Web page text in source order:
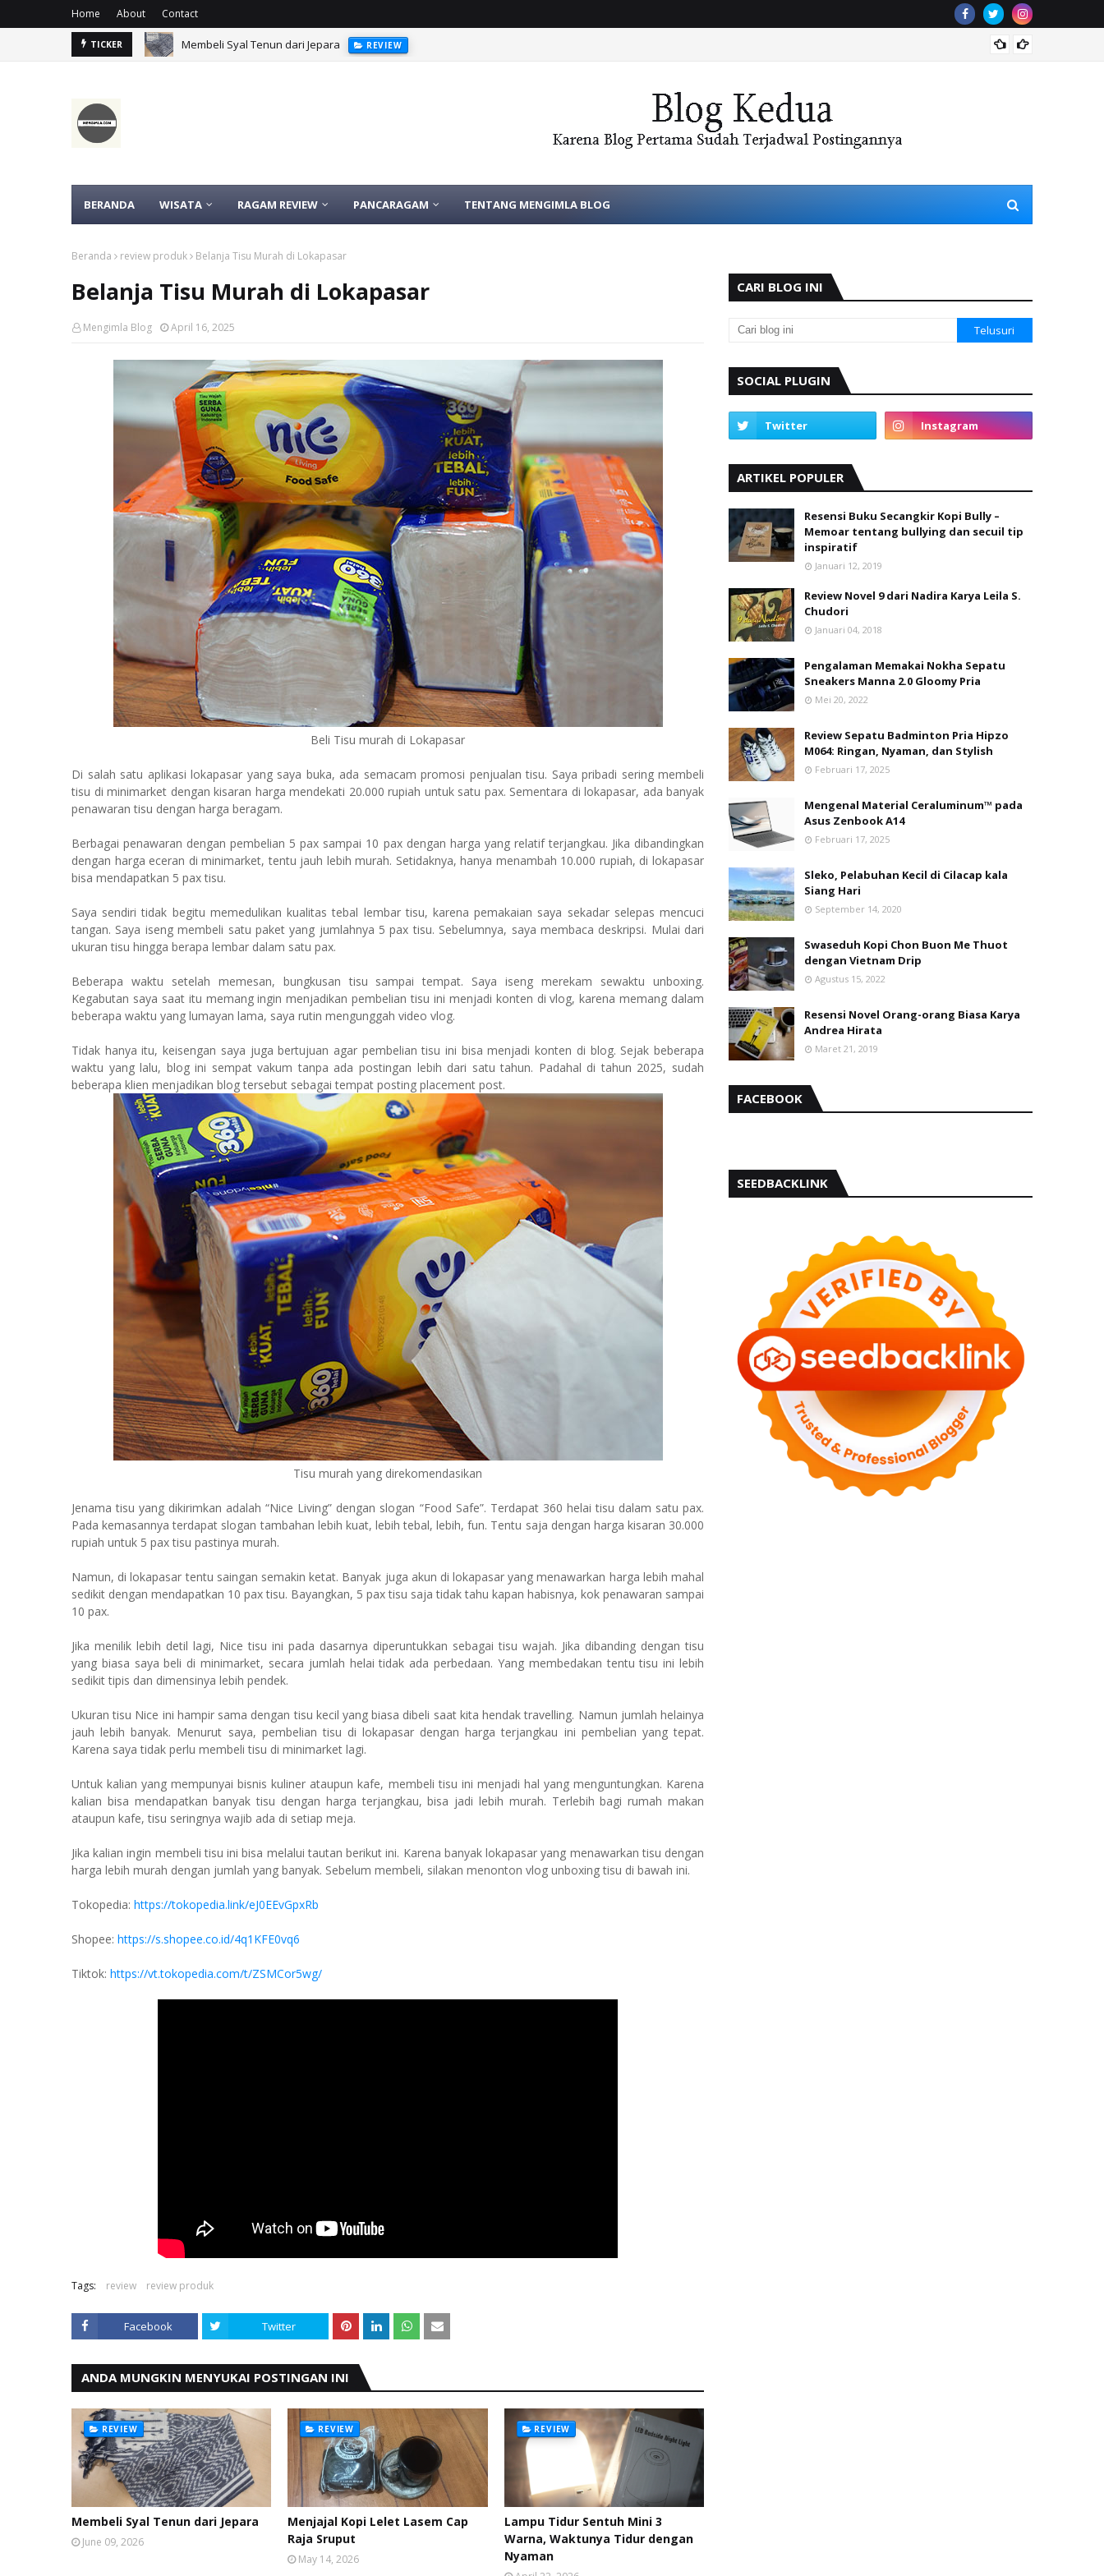
Home About Contact
TICKER Membeli Syal Tenun dari Jepara REVIEW
BERANDA WISATA RAGAM REVIEW PANCARAGAM TENTANG MENGIMLA BLOG
Beranda review produk Belanja Tisu Murah di Lokapasar
Belanja Tisu Murah di Lokapasar
Mengimla Blog April 16, 2025
Beli Tisu murah di Lokapasar
Di salah satu aplikasi lokapasar yang saya buka, ada semacam promosi penjualan tisu. Saya pribadi sering membeli
tisu di minimarket dengan kisaran harga mendekati 20.000 rupiah untuk satu pax. Sementara di lokapasar, ada banyak
penawaran tisu dengan harga beragam.
Berbagai penawaran dengan pembelian 5 pax sampai 10 pax dengan harga yang relatif terjangkau. Jika dibandingkan
dengan harga eceran di minimarket, tentu jauh lebih murah. Setidaknya, hanya menambah 10.000 rupiah, di lokapasar
bisa mendapatkan 5 pax tisu.
Saya sendiri tidak begitu memedulikan kualitas tebal lembar tisu, karena pemakaian saya sekadar selepas mencuci
tangan. Saya iseng membeli satu paket yang jumlahnya 5 pax tisu. Sebelumnya, saya membaca deskripsi. Mulai dari
ukuran tisu hingga berapa lembar dalam satu pax.
Beberapa waktu setelah memesan, bungkusan tisu sampai tempat. Saya iseng merekam sewaktu unboxing.
Kegabutan saya saat itu memang ingin menjadikan pembelian tisu ini menjadi konten di vlog, karena memang dalam
beberapa waktu yang lumayan lama, saya rutin mengunggah video vlog.
Tidak hanya itu, keisengan saya juga bertujuan agar pembelian tisu ini bisa menjadi konten di blog. Sejak beberapa
waktu yang lalu, blog ini sempat vakum tanpa ada postingan lebih dari satu tahun. Padahal di tahun 2025, sudah
beberapa klien menjadikan blog tersebut sebagai tempat posting placement post.
Tisu murah yang direkomendasikan
Jenama tisu yang dikirimkan adalah “Nice Living” dengan slogan “Food Safe”. Terdapat 360 helai tisu dalam satu pax.
Pada kemasannya terdapat slogan tambahan lebih kuat, lebih tebal, lebih, fun. Tentu saja dengan harga kisaran 30.000
rupiah untuk 5 pax tisu pastinya murah.
Namun, di lokapasar tentu saingan semakin ketat. Banyak juga akun di lokapasar yang menawarkan harga lebih mahal
sedikit dengan mendapatkan 10 pax tisu. Bayangkan, 5 pax tisu saja tidak tahu kapan habisnya, kok penawaran sampai
10 pax.
Jika menilik lebih detil lagi, Nice tisu ini pada dasarnya diperuntukkan sebagai tisu wajah. Jika dibanding dengan tisu
yang biasa saya beli di minimarket, secara jumlah helai tidak ada perbedaan. Yang membedakan tentu tisu ini lebih
sedikit tipis dan dimensinya lebih pendek.
Ukuran tisu Nice ini hampir sama dengan tisu kecil yang biasa dibeli saat kita hendak travelling. Namun jumlah helainya
jauh lebih banyak. Menurut saya, pembelian tisu di lokapasar dengan harga terjangkau ini pembelian yang tepat.
Karena saya tidak perlu membeli tisu di minimarket lagi.
Untuk kalian yang mempunyai bisnis kuliner ataupun kafe, membeli tisu ini menjadi hal yang menguntungkan. Karena
kalian bisa mendapatkan banyak tisu dengan harga terjangkau, bisa jadi lebih murah. Terlebih bagi rumah makan
ataupun kafe, tisu seringnya wajib ada di setiap meja.
Jika kalian ingin membeli tisu ini bisa melalui tautan berikut ini. Karena banyak lokapasar yang menawarkan tisu dengan
harga lebih murah dengan jumlah yang banyak. Sebelum membeli, silakan menonton vlog unboxing tisu di bawah ini.
Tokopedia: https://tokopedia.link/eJ0EEvGpxRb
Shopee: https://s.shopee.co.id/4q1KFE0vq6
Tiktok: https://vt.tokopedia.com/t/ZSMCor5wg/
Tags: review review produk
Facebook Twitter
ANDA MUNGKIN MENYUKAI POSTINGAN INI
REVIEW
Membeli Syal Tenun dari Jepara
June 09, 2026
REVIEW
Menjajal Kopi Lelet Lasem Cap
Raja Sruput
May 14, 2026
REVIEW
Lampu Tidur Sentuh Mini 3
Warna, Waktunya Tidur dengan
Nyaman
CARI BLOG INI
SOCIAL PLUGIN
ARTIKEL POPULER
Resensi Buku Secangkir Kopi Bully –
Memoar tentang bullying dan secuil tip
inspiratif
Januari 12, 2019
Review Novel 9 dari Nadira Karya Leila S.
Chudori
Januari 04, 2018
Pengalaman Memakai Nokha Sepatu
Sneakers Manna 2.0 Gloomy Pria
Mei 20, 2022
Review Sepatu Badminton Pria Hipzo
M064: Ringan, Nyaman, dan Stylish
Februari 17, 2025
Mengenal Material Ceraluminum™ pada
Asus Zenbook A14
Februari 17, 2025
Sleko, Pelabuhan Kecil di Cilacap kala
Siang Hari
September 14, 2020
Swaseduh Kopi Chon Buon Me Thuot
dengan Vietnam Drip
Agustus 15, 2022
Resensi Novel Orang-orang Biasa Karya
Andrea Hirata
Maret 21, 2019
FACEBOOK
SEEDBACKLINK